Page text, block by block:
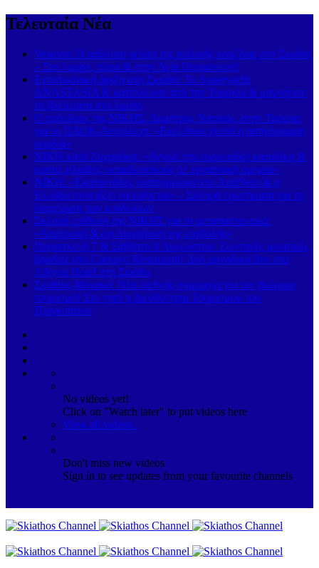
Τελευταία Νέα
Vesuvio: Η απόλυτη γεύση της ιταλικής κουζίνας στη Σκιάθο
– Στο λιμάνι, τώρα & στην Αγία Παρασκευή!
Εντυπωσιακή άφιξη στη Σκιάθο: Το Superyacht
ANASTASIA K κατέπλευσε από την Τουρκία & μαγνήτισε
τα βλέμματα στο λιμάνι
Ο πρόεδρος της ΝΙΚΗΣ, Δημήτρης Νατσιός, στην Τούμπα
για το ΠΑΟΚ-Άντερλεχτ: «Εκεί όπου χτυπά η ασπρόμαυρη
καρδιά»
ΝΙΚΗ κατά Ζαχαράκη: «Αγνοεί την ευρωπαϊκή καταδίκη &
κρατά χιλιάδες εκπαιδευτικούς σε εργασιακή ομηρία»
ΝΙΚΗ: «Εκατοντάδες εκατομμύρια στο AntiNero & η
Ελλάδα συνεχίζει να καίγεται» – Σκληρά ερωτήματα για τη
διαχείριση των κονδυλίων
Σκληρή επίθεση της ΝΙΚΗΣ για το μεταναστευτικό:
«Αποτροπή & όχι διαχείριση της εισβολής»
Παρασκευή 7 & Σάββατο 8 Αυγούστου: Ζωντανές μουσικές
βραδιές στο Carnayo Restaurant! Δύο μοναδικά live στο
Alkyon Hotel στη Σκιάθο
Σκιάθος-Μονακό: Νέα διεθνής συμμαχία για τον βιώσιμο
τουρισμό! Στο νησί η Διευθύντρια Τουρισμού του
Πριγκιπάτου
No videos yet!
Click on "Watch later" to put videos here
View all videos
Don't miss new videos
Sign in to see updates from your favourite channels